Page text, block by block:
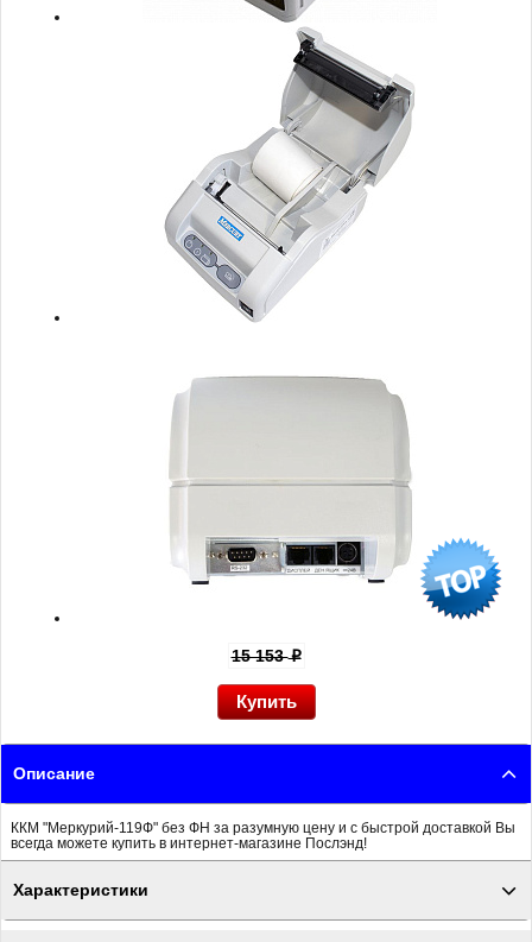
15 153p
Описание
ККМ "Меркурий-119Ф" без ФН за разумную цену и с быстрой доставкой Вы
всегда можете купить в интернет-магазине Послэнд!
Характеристики